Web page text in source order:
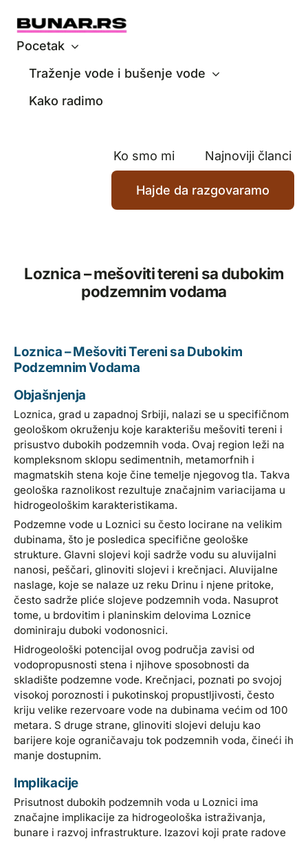
content
Pocetak
Traženje vode i bušenje vode
Kako radimo
Ko smo mi Najnoviji članci
Hajde da razgovaramo
Loznica – mešoviti tereni sa dubokim
podzemnim vodama
Loznica – Mešoviti Tereni sa Dubokim
Podzemnim Vodama
Objašnjenja
Loznica, grad u zapadnoj Srbiji, nalazi se u specifičnom
geološkom okruženju koje karakterišu mešoviti tereni i
prisustvo dubokih podzemnih voda. Ovaj region leži na
kompleksnom sklopu sedimentnih, metamorfnih i
magmatskih stena koje čine temelje njegovog tla. Takva
geološka raznolikost rezultuje značajnim variacijama u
hidrogeološkim karakteristikama.
Podzemne vode u Loznici su često locirane na velikim
dubinama, što je posledica specifične geološke
strukture. Glavni slojevi koji sadrže vodu su aluvijalni
nanosi, peščari, glinoviti slojevi i krečnjaci. Aluvijalne
naslage, koje se nalaze uz reku Drinu i njene pritoke,
često sadrže pliće slojeve podzemnih voda. Nasuprot
tome, u brdovitim i planinskim delovima Loznice
dominiraju duboki vodonosnici.
Hidrogeološki potencijal ovog područja zavisi od
vodopropusnosti stena i njihove sposobnosti da
skladište podzemne vode. Krečnjaci, poznati po svojoj
visokoj poroznosti i pukotinskoj propustljivosti, često
kriju velike rezervoare vode na dubinama većim od 100
metara. S druge strane, glinoviti slojevi deluju kao
barijere koje ograničavaju tok podzemnih voda, čineći ih
manje dostupnim.
Implikacije
Prisutnost dubokih podzemnih voda u Loznici ima
značajne implikacije za hidrogeološka istraživanja,
bunare i razvoj infrastrukture. Izazovi koji prate radove